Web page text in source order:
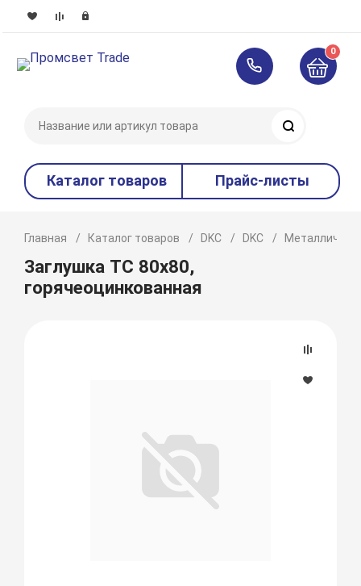
0
Каталог товаров Прайс-листы
Главная Каталог товаров DKC DKC
Заглушка TC 80x80,
горячеоцинкованная